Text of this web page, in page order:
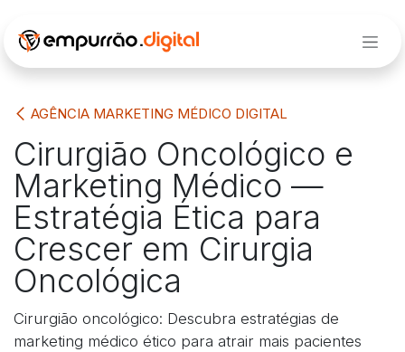
AGÊNCIA MARKETING MÉDICO DIGITAL
Cirurgião Oncológico e
Marketing Médico —
Estratégia Ética para
Crescer em Cirurgia
Oncológica
Cirurgião oncológico: Descubra estratégias de
marketing médico ético para atrair mais pacientes